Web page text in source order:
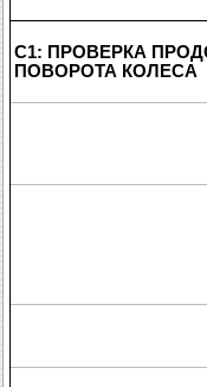
C1: ПРОВЕРКА
ПОВОРОТА КОЛЕСА